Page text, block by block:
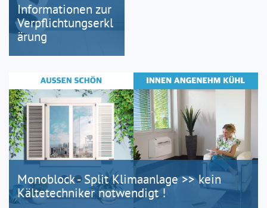
Informationen zur
Verpflichtungserkl
ärung
Monoblock - Split Klimaanlage >> kein
Kältetechniker notwendigt !